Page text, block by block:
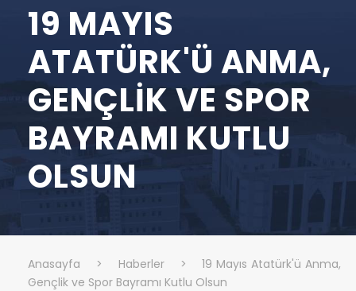
19 MAYIS
ATATÜRK'Ü ANMA,
GENÇLIK VE SPOR
BAYRAMI KUTLU
OLSUN
Anasayfa > Haberler >
19 Mayıs Atatürk'ü Anma,
Gençlik ve Spor Bayramı Kutlu Olsun